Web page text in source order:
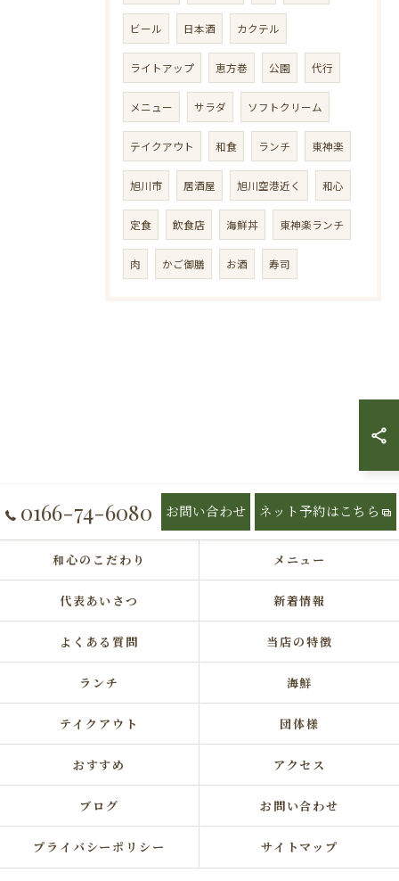
ビール 日本酒 カクテル
ライトアップ 恵方巻 公園 代行
メニュー サラダ ソフトクリーム
テイクアウト 和食 ランチ 東神楽
旭川市 居酒屋 旭川空港近く 和心
定食 飲食店 海鮮丼 東神楽ランチ
肉 かご御膳 お酒 寿司
0166-74-6080 お問い合わせ ネット予約はこちら
和心のこだわり メニュー
代表あいさつ 新着情報
よくある質問 当店の特徴
ランチ 海鮮
テイクアウト 団体様
おすすめ アクセス
ブログ お問い合わせ
プライバシーポリシー サイトマップ